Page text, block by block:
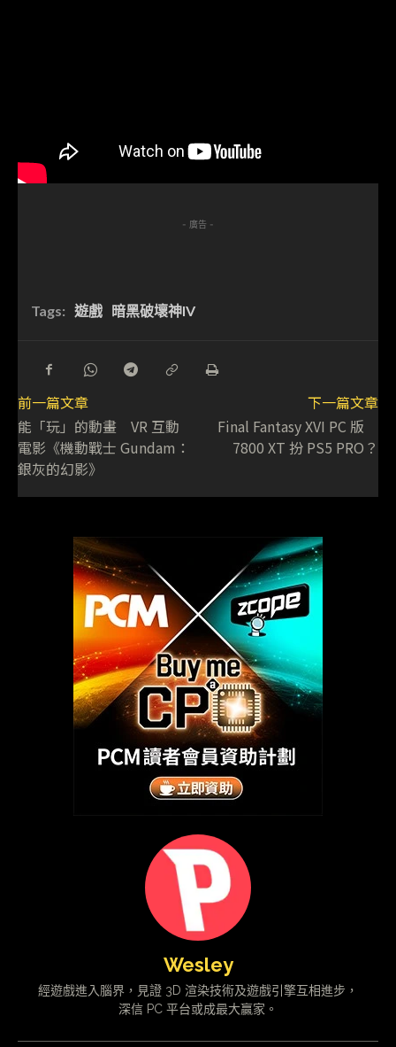
- 廣告 -
Tags: 遊戲 暗黑破壞神IV
前一篇文章
能「玩」的動畫 VR 互動
電影《機動戰士 Gundam：
銀灰的幻影》
下一篇文章
Final Fantasy XVI PC 版
7800 XT 扮 PS5 PRO？
Wesley
經遊戲進入腦界，見證 3D 渲染技術及遊戲引擎互相進步，
深信 PC 平台或成最大贏家。